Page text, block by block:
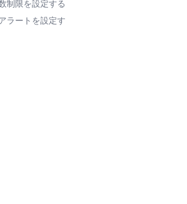
制限を設定する
ラートを設定す